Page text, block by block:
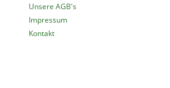
Unsere AGB's
Impressum
Kontakt